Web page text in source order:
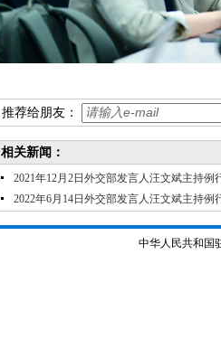
推荐给朋友：
相关新闻：
2021年12月2日外交部发言人汪文斌主持例
2022年6月14日外交部发言人汪文斌主持例
中华人民共和国